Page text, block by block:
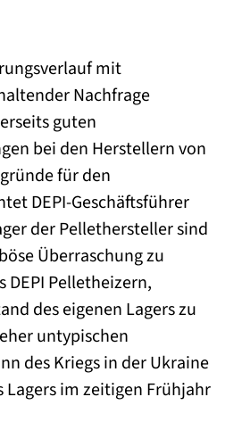
mit
Nachfrage
guten
bei den Herstellern von
für den
DEPI-Geschäftsführer
der Pellethersteller sind
Überraschung zu
Pelletheizern,
des eigenen Lagers zu
untypischen
des Kriegs in der Ukraine
im zeitigen Frühjahr